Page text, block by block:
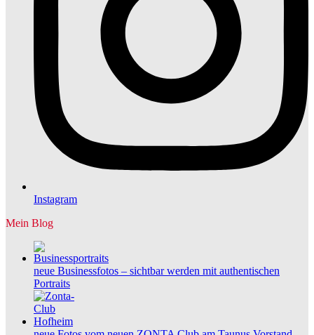
Instagram
Mein Blog
neue Businessfotos – sichtbar werden mit authentischen
Portraits